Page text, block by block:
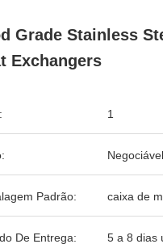
Grade Stainless
Exchangers
1
Negociável
Padrão: caixa de
De Entrega: 5 a 8 dias